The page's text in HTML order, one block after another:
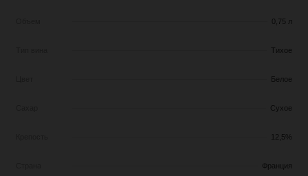
0,75 л
Тихое
Белое
Сухое
12,5%
Франция